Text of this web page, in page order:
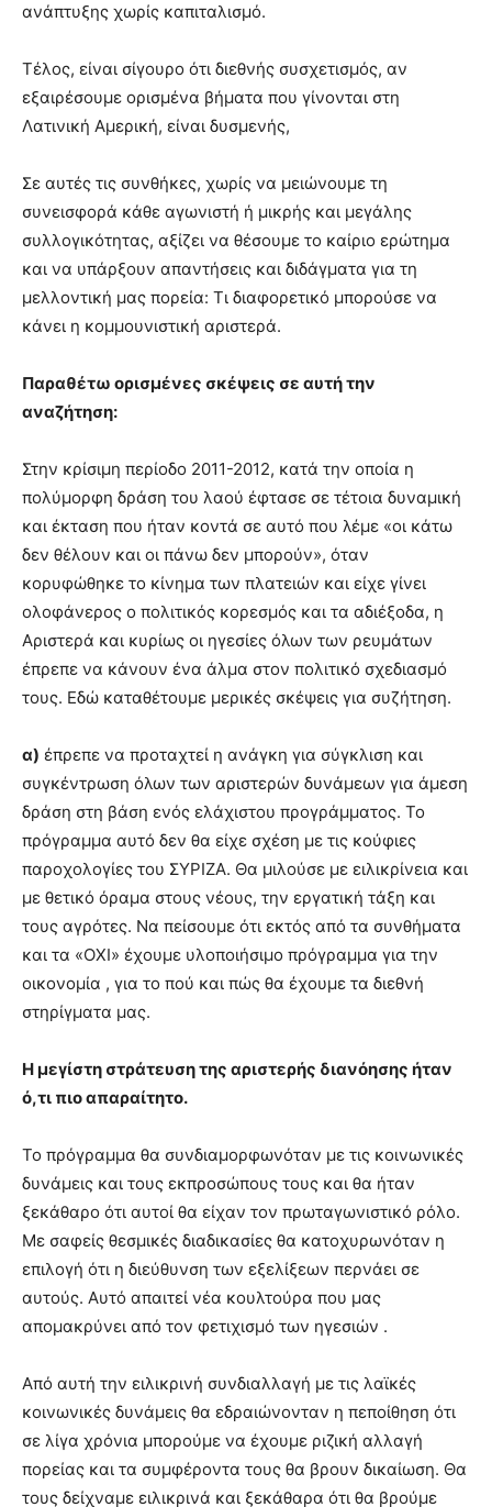
ανάπτυξης χωρίς καπιταλισμό.
Τέλος, είναι σίγουρο ότι διεθνής συσχετισμός, αν
εξαιρέσουμε ορισμένα βήματα που γίνονται στη
Λατινική Αμερική, είναι δυσμενής,
Σε αυτές τις συνθήκες, χωρίς να μειώνουμε τη
συνεισφορά κάθε αγωνιστή ή μικρής και μεγάλης
συλλογικότητας, αξίζει να θέσουμε το καίριο ερώτημα
και να υπάρξουν απαντήσεις και διδάγματα για τη
μελλοντική μας πορεία: Τι διαφορετικό μπορούσε να
κάνει η κομμουνιστική αριστερά.
Παραθέτω ορισμένες σκέψεις σε αυτή την
αναζήτηση:
Στην κρίσιμη περίοδο 2011-2012, κατά την οποία η
πολύμορφη δράση του λαού έφτασε σε τέτοια δυναμική
και έκταση που ήταν κοντά σε αυτό που λέμε «οι κάτω
δεν θέλουν και οι πάνω δεν μπορούν», όταν
κορυφώθηκε το κίνημα των πλατειών και είχε γίνει
ολοφάνερος ο πολιτικός κορεσμός και τα αδιέξοδα, η
Αριστερά και κυρίως οι ηγεσίες όλων των ρευμάτων
έπρεπε να κάνουν ένα άλμα στον πολιτικό σχεδιασμό
τους. Εδώ καταθέτουμε μερικές σκέψεις για συζήτηση.
α) έπρεπε να προταχτεί η ανάγκη για σύγκλιση και
συγκέντρωση όλων των αριστερών δυνάμεων για άμεση
δράση στη βάση ενός ελάχιστου προγράμματος. Το
πρόγραμμα αυτό δεν θα είχε σχέση με τις κούφιες
παροχολογίες του ΣΥΡΙΖΑ. Θα μιλούσε με ειλικρίνεια και
με θετικό όραμα στους νέους, την εργατική τάξη και
τους αγρότες. Να πείσουμε ότι εκτός από τα συνθήματα
και τα «ΟΧΙ» έχουμε υλοποιήσιμο πρόγραμμα για την
οικονομία , για το πού και πώς θα έχουμε τα διεθνή
στηρίγματα μας.
Η μεγίστη στράτευση της αριστερής διανόησης ήταν
ό,τι πιο απαραίτητο.
Το πρόγραμμα θα συνδιαμορφωνόταν με τις κοινωνικές
δυνάμεις και τους εκπροσώπους τους και θα ήταν
ξεκάθαρο ότι αυτοί θα είχαν τον πρωταγωνιστικό ρόλο.
Με σαφείς θεσμικές διαδικασίες θα κατοχυρωνόταν η
επιλογή ότι η διεύθυνση των εξελίξεων περνάει σε
αυτούς. Αυτό απαιτεί νέα κουλτούρα που μας
απομακρύνει από τον φετιχισμό των ηγεσιών .
Από αυτή την ειλικρινή συνδιαλλαγή με τις λαϊκές
κοινωνικές δυνάμεις θα εδραιώνονταν η πεποίθηση ότι
σε λίγα χρόνια μπορούμε να έχουμε ριζική αλλαγή
πορείας και τα συμφέροντα τους θα βρουν δικαίωση. Θα
τους δείχναμε ειλικρινά και ξεκάθαρα ότι θα βρούμε